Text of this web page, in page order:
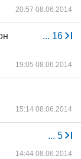
20:57 08.06.2014
... 16
19:05 08.06.2014
15:14 08.06.2014
... 5
14:44 08.06.2014